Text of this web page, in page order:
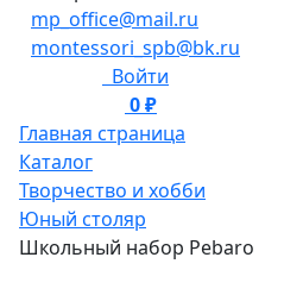
mp_office@mail.ru
montessori_spb@bk.ru
Войти
0 ₽
Главная страница
Каталог
Творчество и хобби
Юный столяр
Школьный набор Pebaro